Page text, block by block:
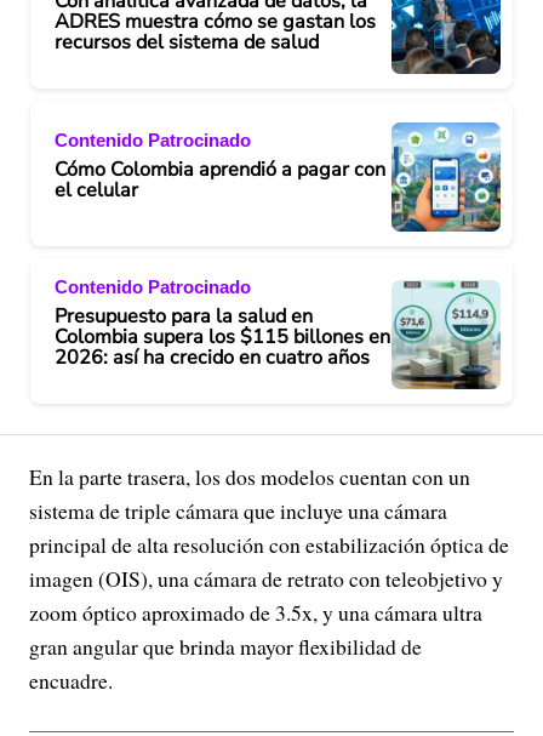
ADRES muestra cómo se gastan los
recursos del sistema de salud
Contenido Patrocinado
Cómo Colombia aprendió a pagar con
el celular
Contenido Patrocinado
Presupuesto para la salud en
Colombia supera los $115 billones en
2026: así ha crecido en cuatro años
En la parte trasera, los dos modelos cuentan con un
sistema de triple cámara que incluye una cámara
principal de alta resolución con estabilización óptica de
imagen (OIS), una cámara de retrato con teleobjetivo y
zoom óptico aproximado de 3.5x, y una cámara ultra
gran angular que brinda mayor flexibilidad de
encuadre.